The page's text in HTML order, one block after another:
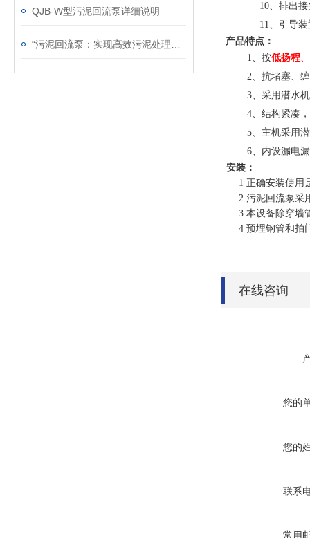
QJB-W型污泥回流泵详细说明
10、排出
11、引导
产品特点：
1、按低扬程、
2、抗堵塞、
3、采用潜水
4、结构紧凑
5、主机采用
6、内设漏电
安装：
1 正确安装使用
2 污泥回流泵采
3 本设备除穿墙
4 预埋钢管和拍
在线咨询
您的
您的
联系
常用